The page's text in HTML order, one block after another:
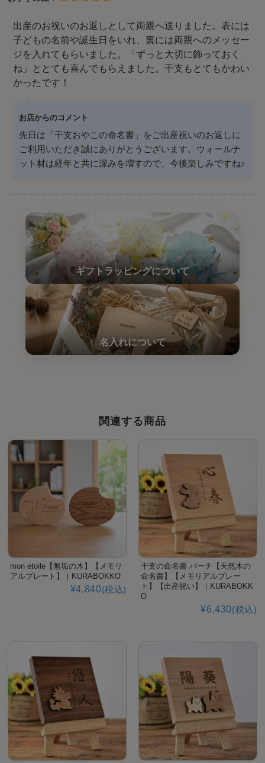
出産のお祝いのお返しとして両親へ送りました。表には
子どもの名前や誕生日をいれ、裏には両親へのメッセー
ジを入れてもらいました。「ずっと大切に飾っておく
ね」ととても喜んでもらえました。干支もとてもかわい
かったです！
お店からのコメント
先日は「干支おやこの命名書」をご出産祝いのお返しに
ご利用いただき誠にありがとうございます。ウォールナ
ット材は経年と共に深みを増すので、今後楽しみですね♪
関連する商品
mon etoile【無垢の木】【メモリ
アルプレート】｜KURABOKKO
¥4,840(税込)
干支の命名書 バーチ【天然木の
命名書】【メモリアルプレー
ト】【出産祝い】｜KURABOKK
O
¥6,430(税込)